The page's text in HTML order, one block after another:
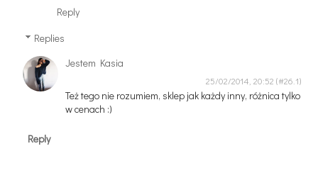
Reply
Replies
Jestem Kasia
25/02/2014, 20:52
Też tego nie rozumiem, sklep jak każdy inny, różnica tylko
w cenach :)
Reply